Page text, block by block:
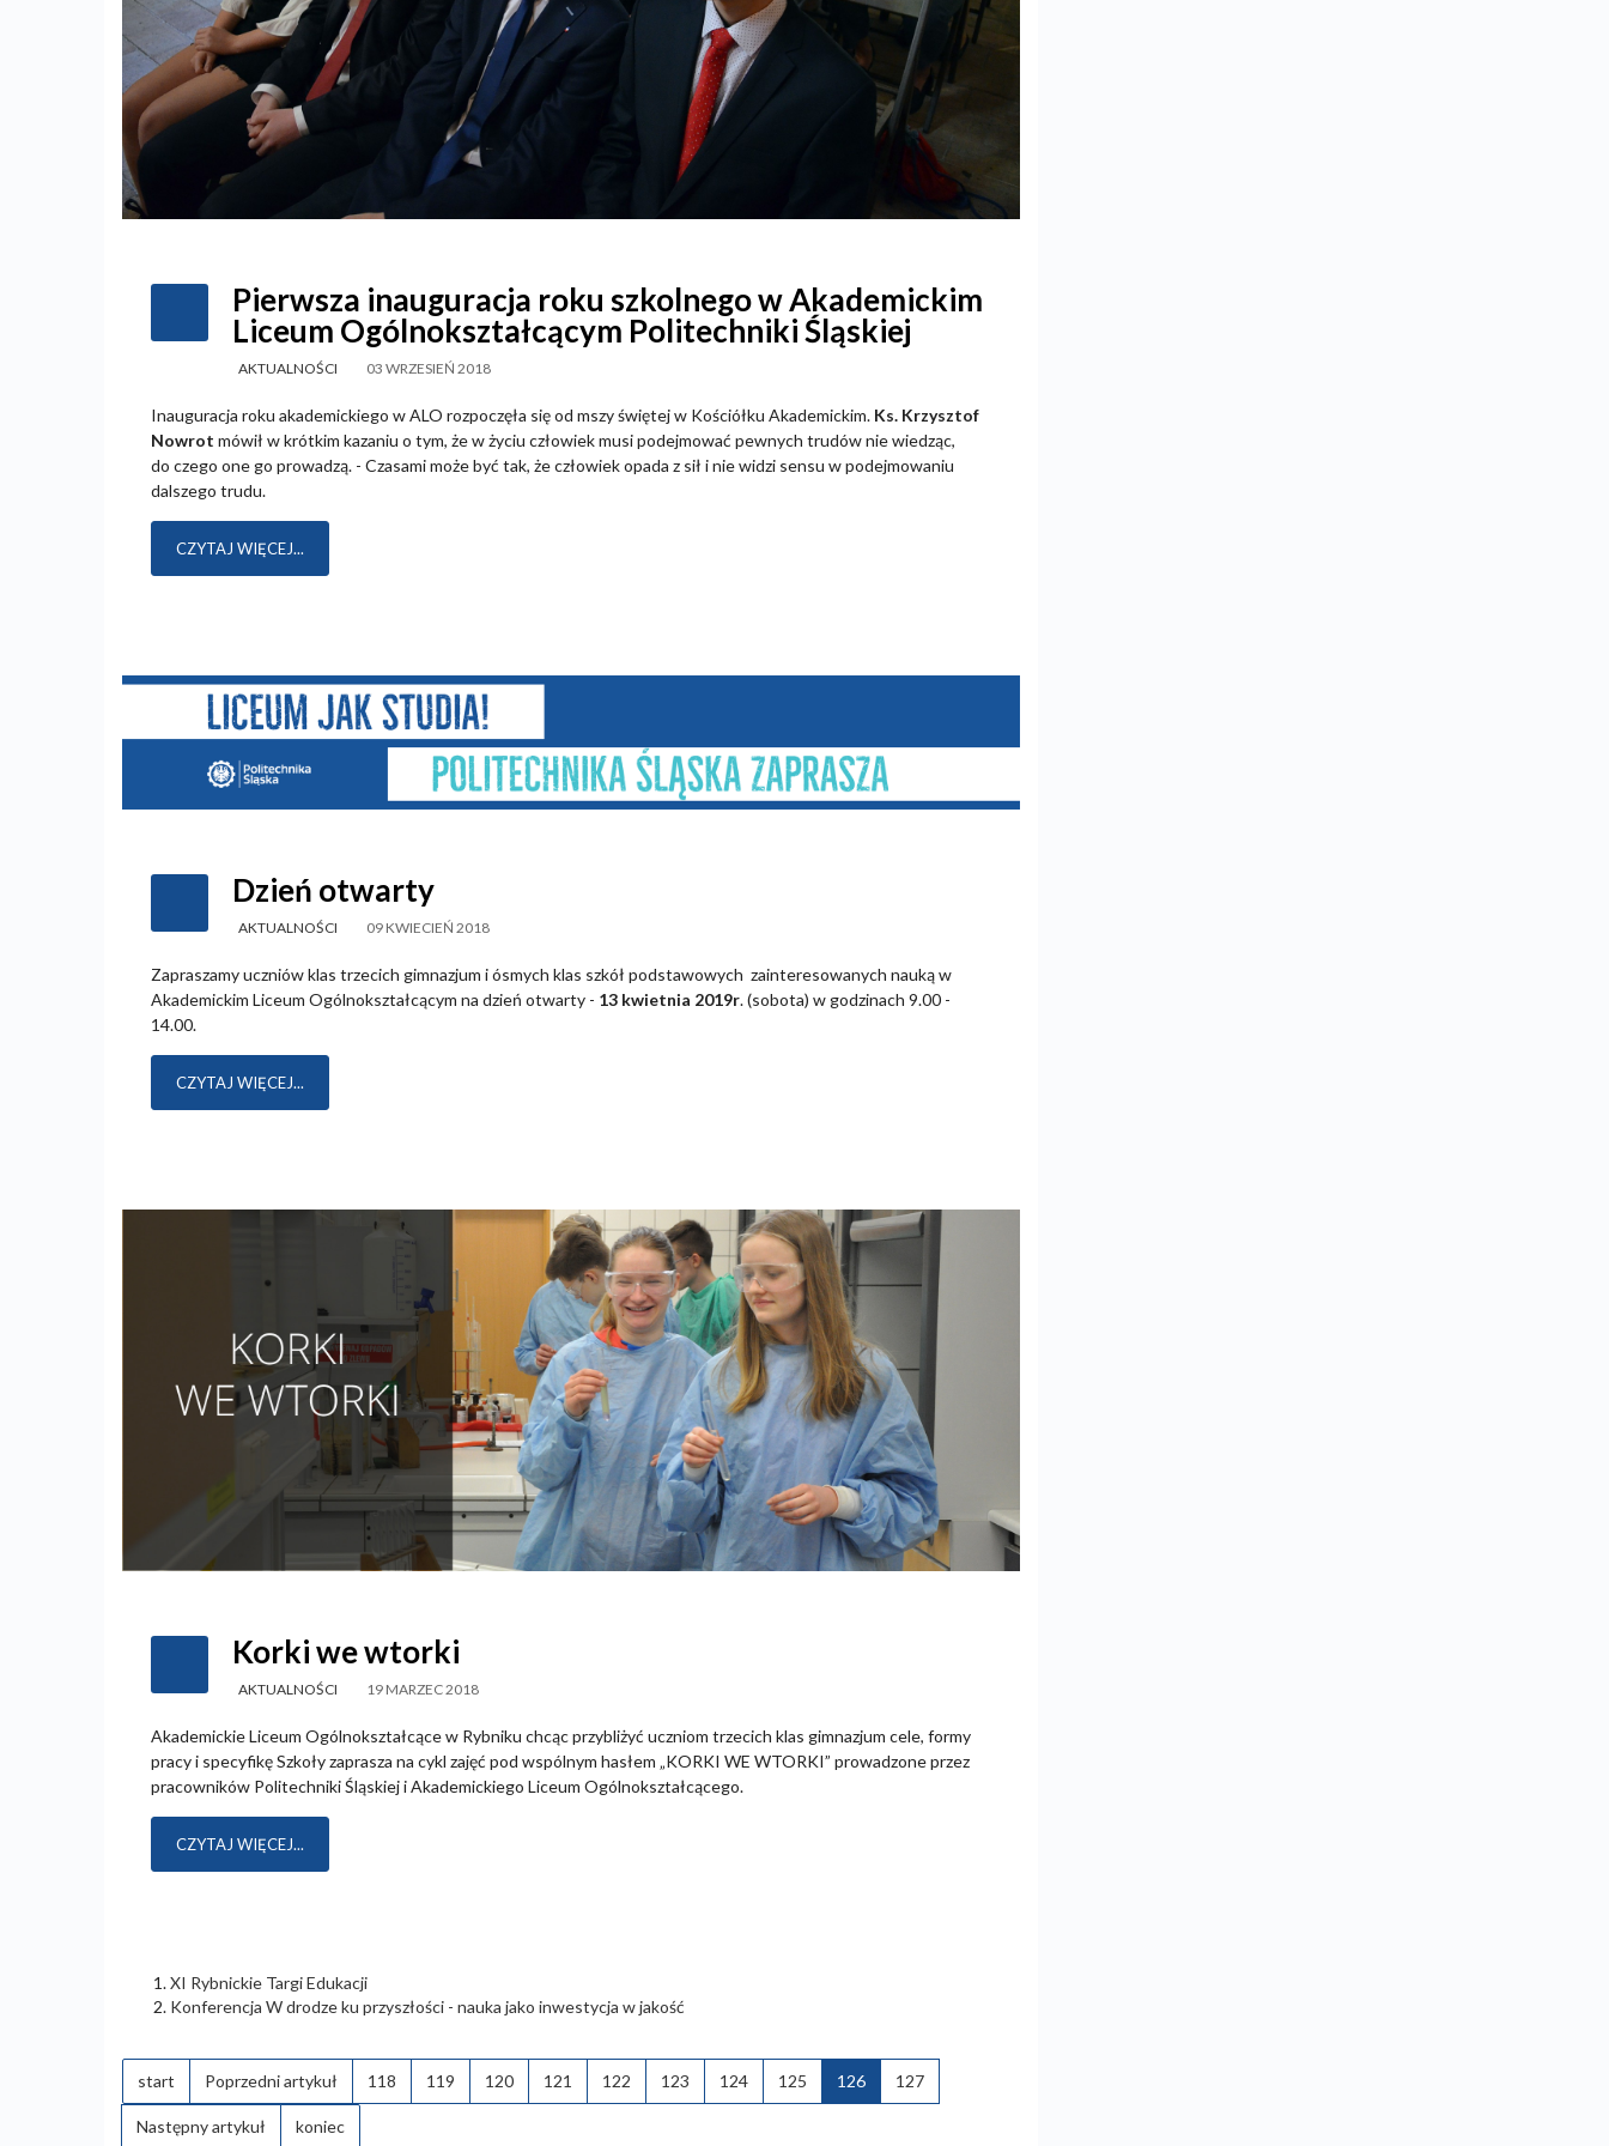
Pierwsza inauguracja roku szkolnego w Akademickim
Liceum Ogólnokształcącym Politechniki Śląskiej
AKTUALNOŚCI 03 WRZESIEŃ 2018
Inauguracja roku akademickiego w ALO rozpoczęła się od mszy świętej w Kościółku Akademickim. Ks. Krzysztof
Nowrot mówił w krótkim kazaniu o tym, że w życiu człowiek musi podejmować pewnych trudów nie wiedząc,
do czego one go prowadzą. - Czasami może być tak, że człowiek opada z sił i nie widzi sensu w podejmowaniu
dalszego trudu.
CZYTAJ WIĘCEJ...
Dzień otwarty
AKTUALNOŚCI 09 KWIECIEŃ 2018
Zapraszamy uczniów klas trzecich gimnazjum i ósmych klas szkół podstawowych zainteresowanych nauką w
Akademickim Liceum Ogólnokształcącym na dzień otwarty - 13 kwietnia 2019r. (sobota) w godzinach 9.00 -
14.00.
CZYTAJ WIĘCEJ...
Korki we wtorki
AKTUALNOŚCI 19 MARZEC 2018
Akademickie Liceum Ogólnokształcące w Rybniku chcąc przybliżyć uczniom trzecich klas gimnazjum cele, formy
pracy i specyfikę Szkoły zaprasza na cykl zajęć pod wspólnym hasłem „KORKI WE WTORKI” prowadzone przez
pracowników Politechniki Śląskiej i Akademickiego Liceum Ogólnokształcącego.
CZYTAJ WIĘCEJ...
XI Rybnickie Targi Edukacji
Konferencja W drodze ku przyszłości - nauka jako inwestycja w jakość
start Poprzedni artykuł 118 119 120 121 122 123 124 125 126 127
Następny artykuł koniec